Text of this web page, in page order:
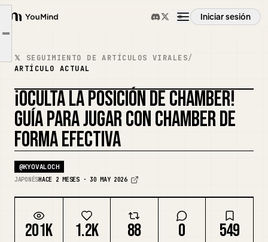
YouMind
Iniciar sesión
Resumen
Casos de uso
Habilidades
Prompts
Uso común de Chamber
Bonus (Señuelo de Chamber)
Resumen
𝕏 SEGUIMIENTO DE ARTÍCULOS VIRALES/
ARTÍCULO ACTUAL
¡OCULTA LA POSICIÓN DE CHAMBER!
GUÍA PARA JUGAR CON CHAMBER DE
FORMA EFECTIVA
@KYOVALOCH
JAPONÉSHACE 2 MESES · 30 MAY 2026
201K 1.2K 88 0 549